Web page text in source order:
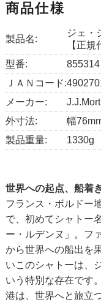
商品仕様
製品名:
ジェ・
【正
型番:
855314
ＪＡＮコード:
メーカー:
外寸法:
幅
製品重量:
1330g
世界への起点、船着
フランス・ボルドー
で、初めてシャトー
ー・ルデンヌ」。フ
から世界への船出を
いこのシャトーは、
いう特別な存在です
港は、世界へと旅立